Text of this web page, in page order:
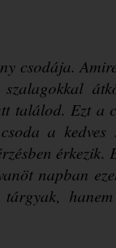
csodája.
találod. Ezt a
a kedves
napban